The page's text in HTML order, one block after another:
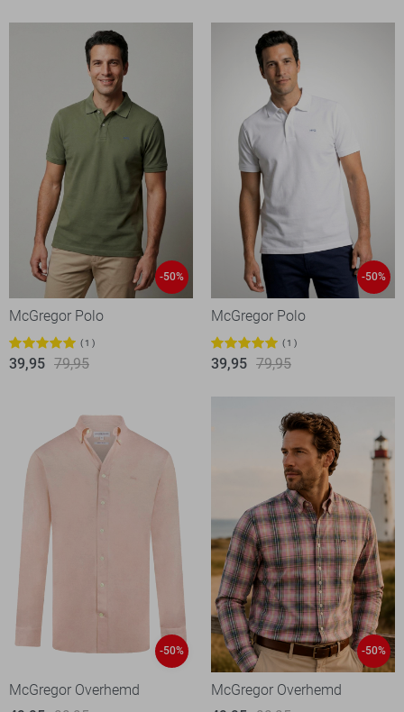
-50%
McGregor Polo
1
39,95 79,95
-50%
McGregor Polo
1
39,95 79,95
-50%
McGregor Overhemd
-50%
McGregor Overhemd